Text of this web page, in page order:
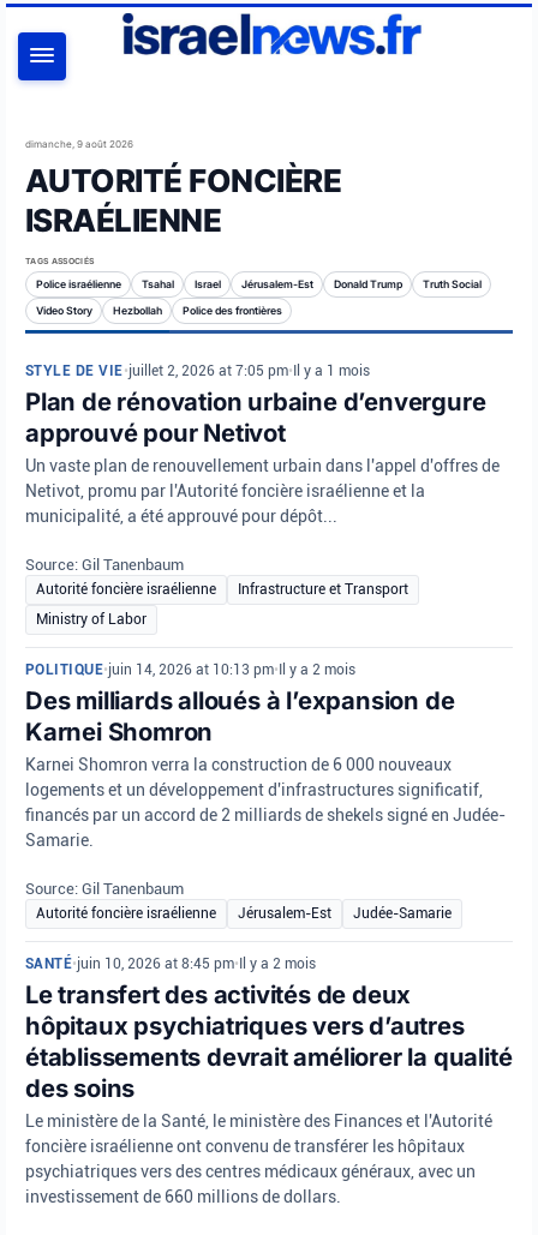
dimanche, 9 août 2026
AUTORITÉ FONCIÈRE
ISRAÉLIENNE
TAGS ASSOCIÉS
Police israélienne Tsahal Israel Jérusalem-Est Donald Trump Truth Social
Video Story Hezbollah Police des frontières
STYLE DE VIE•juillet 2, 2026 at 7:05 pm• Il y a 1 mois
Plan de rénovation urbaine d’envergure
approuvé pour Netivot
Un vaste plan de renouvellement urbain dans l'appel d'offres de
Netivot, promu par l'Autorité foncière israélienne et la
municipalité, a été approuvé pour dépôt...
Source: Gil Tanenbaum
Autorité foncière israélienne
Infrastructure et Transport
Ministry of Labor
POLITIQUE•juin 14, 2026 at 10:13 pm• Il y a 2 mois
Des milliards alloués à l’expansion de
Karnei Shomron
Karnei Shomron verra la construction de 6 000 nouveaux
logements et un développement d'infrastructures significatif,
financés par un accord de 2 milliards de shekels signé en Judée-
Samarie.
Source: Gil Tanenbaum
Autorité foncière israélienne Jérusalem-Est Judée-Samarie
SANTÉ•juin 10, 2026 at 8:45 pm• Il y a 2 mois
Le transfert des activités de deux
hôpitaux psychiatriques vers d’autres
établissements devrait améliorer la qualité
des soins
Le ministère de la Santé, le ministère des Finances et l'Autorité
foncière israélienne ont convenu de transférer les hôpitaux
psychiatriques vers des centres médicaux généraux, avec un
investissement de 660 millions de dollars.